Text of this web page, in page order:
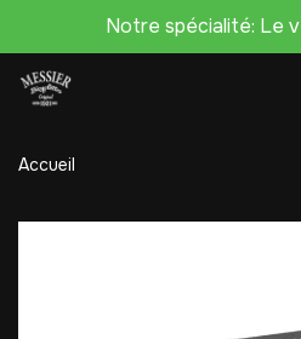
Notre spécialité: Le
Accueil